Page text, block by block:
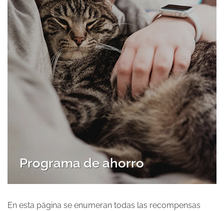
Programa de ahorro
En esta página se enumeran todas las recompensas